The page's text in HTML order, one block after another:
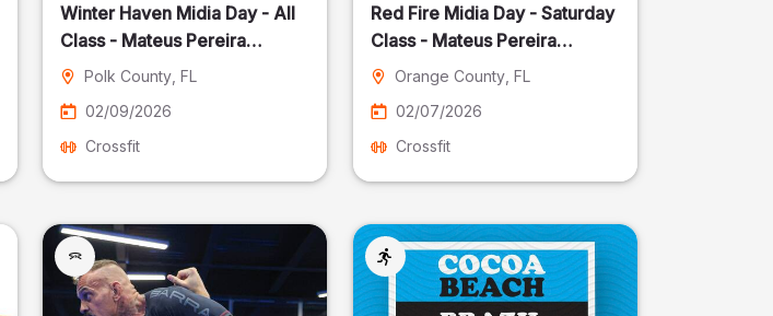
Winter Haven Midia Day - All
Class - Mateus Pereira
Fotografia
Polk County , FL
02/09/2026
Crossfit
Red Fire Midia Day - Saturday
Class - Mateus Pereira
Fotografia
Orange County, FL
02/07/2026
Crossfit